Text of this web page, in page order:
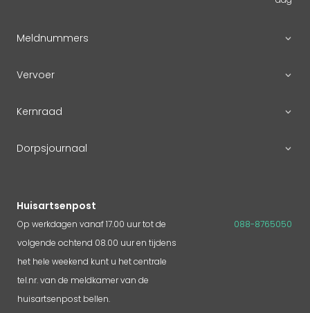
Meldnummers
Vervoer
Kernraad
Dorpsjournaal
Huisartsenpost
Op werkdagen vanaf 17.00 uur tot de
volgende ochtend 08.00 uur en tijdens
het hele weekend kunt u het centrale
tel.nr. van de meldkamer van de
huisartsenpost bellen.
088-8765050